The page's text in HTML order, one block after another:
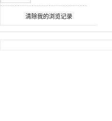
清除我的浏览记录